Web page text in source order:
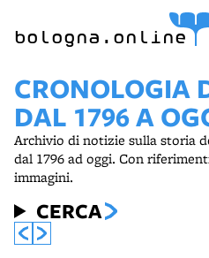
bologna.online
CRONOLOGIA
DAL 1796 A
Archivio di notizie sulla storia
dal 1796 ad oggi. Con
immagini.
CERCA